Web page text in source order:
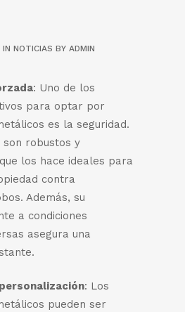
IN NOTICIAS BY ADMIN
: Uno de los
para optar por
es la seguridad.
son robustos y
los hace ideales para
contra
Además, su
a condiciones
asegura una
: Los
pueden ser